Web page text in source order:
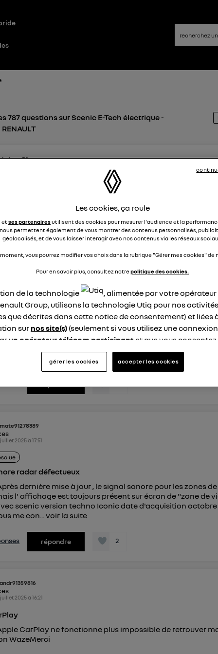
787 questions sur Scenic E-Tech électrique -
rapide DC pour scenic etech 87kwh
ce que Renault sortira bientôt un scenic etech avec une
répondre 0
juillet 2025à12:44
un abonnement Mobilize Chargepass ?
ma carte Mobilize Chargepass qui fonctionne très bien,
l'abonnement mensuel. Mais, je ne trouve
répondre
mate91278389
juillet 2025à17:51
radar défectueux
dernière mise à jour , le signal sonore pour les zones
l' affichage est toujours présent sur écran de "zone de
scenic version techno Iconic date d'acquisition octobre
me con...voir la suite
répondre 2
andr91359816
juillet 2025à16:21
CarPlay ne fonctionne plus impossible de retrouver
WazeMerci
Les cookies, ça roule
etses partenairesutilisent des cookies pour mesurer l'audience et la
permettent également de vous montrer des contenus personnalisés,
géolocalisés, et de vous laisser interagir avec nos contenus via les réseaux
vous pourrez modifier vos choix dans la rubrique "Gérer mes cookies" de
Pour en savoir plus, consultez notrepolitique des cookies.
de la technologie
, alimentée par votre
Group, utilisons la technologie Utiq pour nos
que décrites dans cette notice de consentement) et liées
sur nos site(s) (seulement si vous utilisez une
un opérateur télécom participant et que vous
site).
Utiq a été conçue pour la protection de vos données
en vous offrant choix et contrôle.
un identifiant créé par votre opérateur télécom basé sur
la même connexion et ayant consenties se verront
connexion foyer
connexion mobile
à tout moment retirer ce consentement sur
") ou via la page « gérer Utiq » en bas de ce site.
veuillez consulter la Politique d'information sur les
personnelles d'Utiq
gérer les cookies accepter les cookies